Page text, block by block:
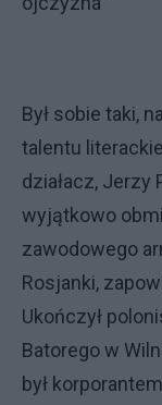
Był sobie taki,
talentu
działacz, Jerzy
wyjątkowo
zawodowego
Rosjanki,
Ukończył
Batorego w
był